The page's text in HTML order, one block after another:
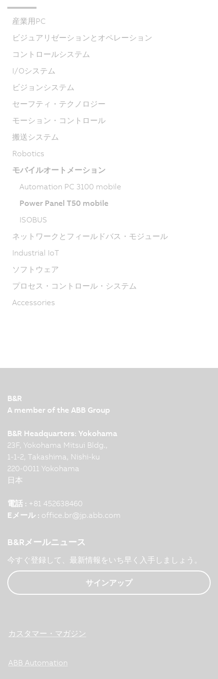
産業用PC
ビジュアリゼーションとオペレーション
コントロールシステム
I/Oシステム
ビジョンシステム
セーフティ・テクノロジー
モーション・コントロール
搬送システム
Robotics
モバイルオートメーション
Automation PC 3100 mobile
Power Panel T50 mobile
ISOBUS
ネットワークとフィールドバス・モジュール
Industrial IoT
ソフトウェア
プロセス・コントロール・システム
Accessories
B&R
A member of the ABB Group
B&R Headquarters: Yokohama
23F, Yokohama Mitsui Bldg.,
1-1-2, Takashima, Nishi-ku
220-0011 Yokohama
日本
電話 : +81 452638460
Eメール : office.br@jp.abb.com
B&Rメールニュース
今すぐ登録して、最新情報をいち早く入手しましょう。
サインアップ
カスタマー・マガジン
ABB Automation